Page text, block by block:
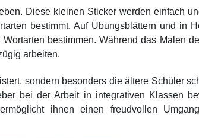
Diese kleinen Sticker werden einfach
bestimmt. Auf Übungsblättern und in
bestimmen. Während das Malen
arbeiten.
sondern besonders die ältere Schüler
bei der Arbeit in integrativen Klassen
ihnen einen freudvollen